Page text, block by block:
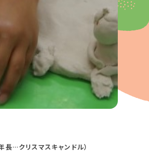
長…クリスマスキャンドル）